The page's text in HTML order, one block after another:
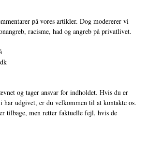
på vores artikler. Dog modererer vi
racisme, had og angreb på privatlivet.
og tager ansvar for indholdet. Hvis du er
har udgivet, er du velkommen til at kontakte os.
tilbage, men retter faktuelle fejl, hvis de